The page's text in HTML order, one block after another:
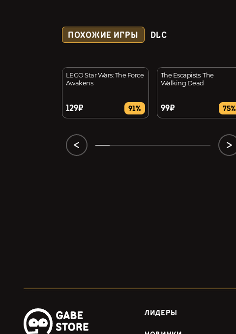
ПОХОЖИЕ ИГРЫ DLC
LEGO Star Wars: The Force
Awakens
129₽ 91%
The Escapists: The
Walking Dead
99₽ 75%
ЛИДЕРЫ